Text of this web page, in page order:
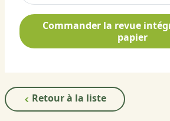
Commander la revue
papier
Retour à la liste